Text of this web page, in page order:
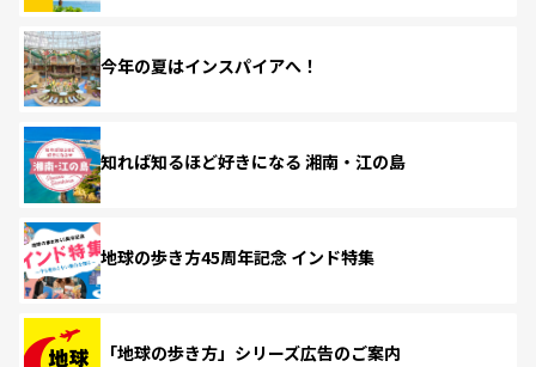
今年の夏はインスパイアへ！
知れば知るほど好きになる 湘南・江の島
地球の歩き方45周年記念 インド特集
「地球の歩き方」シリーズ広告のご案内